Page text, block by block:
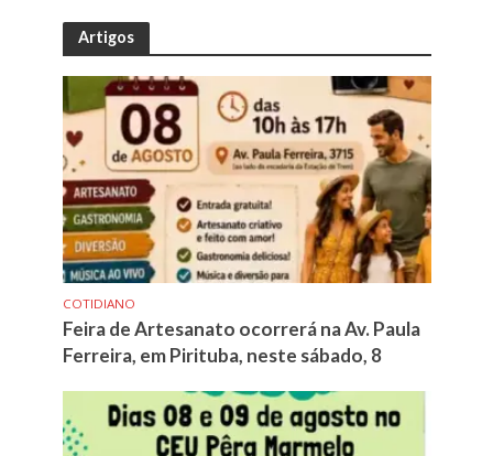
Artigos
COTIDIANO
Feira de Artesanato ocorrerá na Av. Paula
Ferreira, em Pirituba, neste sábado, 8